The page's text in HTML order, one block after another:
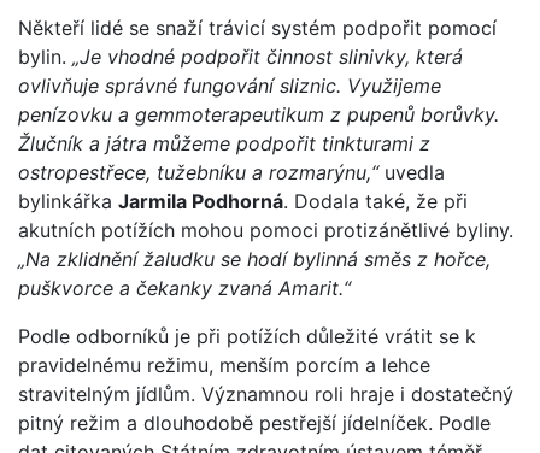
Někteří lidé se snaží trávicí systém podpořit pomocí
bylin. „Je vhodné podpořit činnost slinivky, která
ovlivňuje správné fungování sliznic. Využijeme
penízovku a gemmoterapeutikum z pupenů borůvky.
Žlučník a játra můžeme podpořit tinkturami z
ostropestřece, tužebníku a rozmarýnu,“ uvedla
bylinkářka Jarmila Podhorná. Dodala také, že při
akutních potížích mohou pomoci protizánětlivé byliny.
„Na zklidnění žaludku se hodí bylinná směs z hořce,
puškvorce a čekanky zvaná Amarit.“
Podle odborníků je při potížích důležité vrátit se k
pravidelnému režimu, menším porcím a lehce
stravitelným jídlům. Významnou roli hraje i dostatečný
pitný režim a dlouhodobě pestřejší jídelníček. Podle